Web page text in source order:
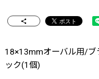
18×13mmオーバル用/ブ
ック(1個)